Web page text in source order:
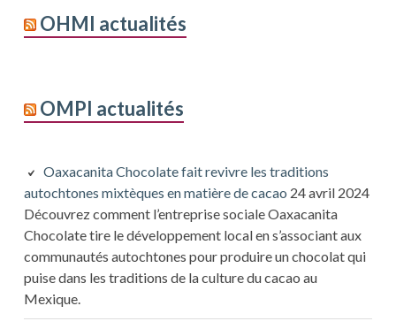
OHMI actualités
OMPI actualités
Oaxacanita Chocolate fait revivre les traditions
autochtones mixtèques en matière de cacao 24 avril 2024
Découvrez comment l’entreprise sociale Oaxacanita
Chocolate tire le développement local en s’associant aux
communautés autochtones pour produire un chocolat qui
puise dans les traditions de la culture du cacao au
Mexique.